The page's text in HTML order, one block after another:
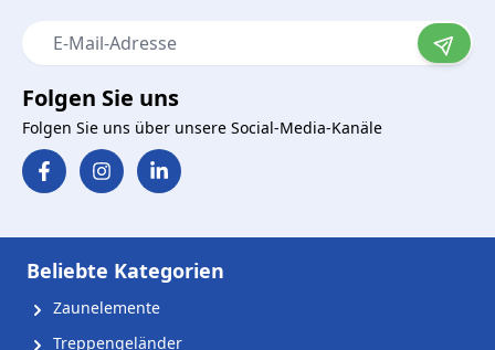
E-Mail-Adresse
Folgen Sie uns
Folgen Sie uns über unsere Social-Media-Kanäle
Beliebte Kategorien
Zaunelemente
Treppengeländer